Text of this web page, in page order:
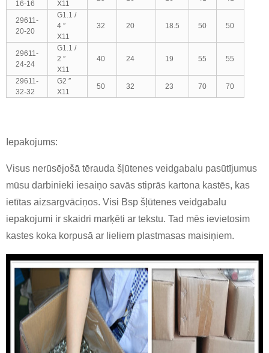
16-16 X11
29611-
20-20
G1.1 /
4 ″
X11
32 20 18.5 50 50
29611-
24-24
G1.1 /
2 ″
X11
40 24 19 55 55
29611-
32-32
G2 ″
X11
50 32 23 70 70
Iepakojums:
Visus nerūsējošā tērauda šļūtenes veidgabalu pasūtījumus
mūsu darbinieki iesaiņo savās stiprās kartona kastēs, kas
ietītas aizsargvāciņos. Visi Bsp šļūtenes veidgabalu
iepakojumi ir skaidri marķēti ar tekstu. Tad mēs ievietosim
kastes koka korpusā ar lieliem plastmasas maisiņiem.